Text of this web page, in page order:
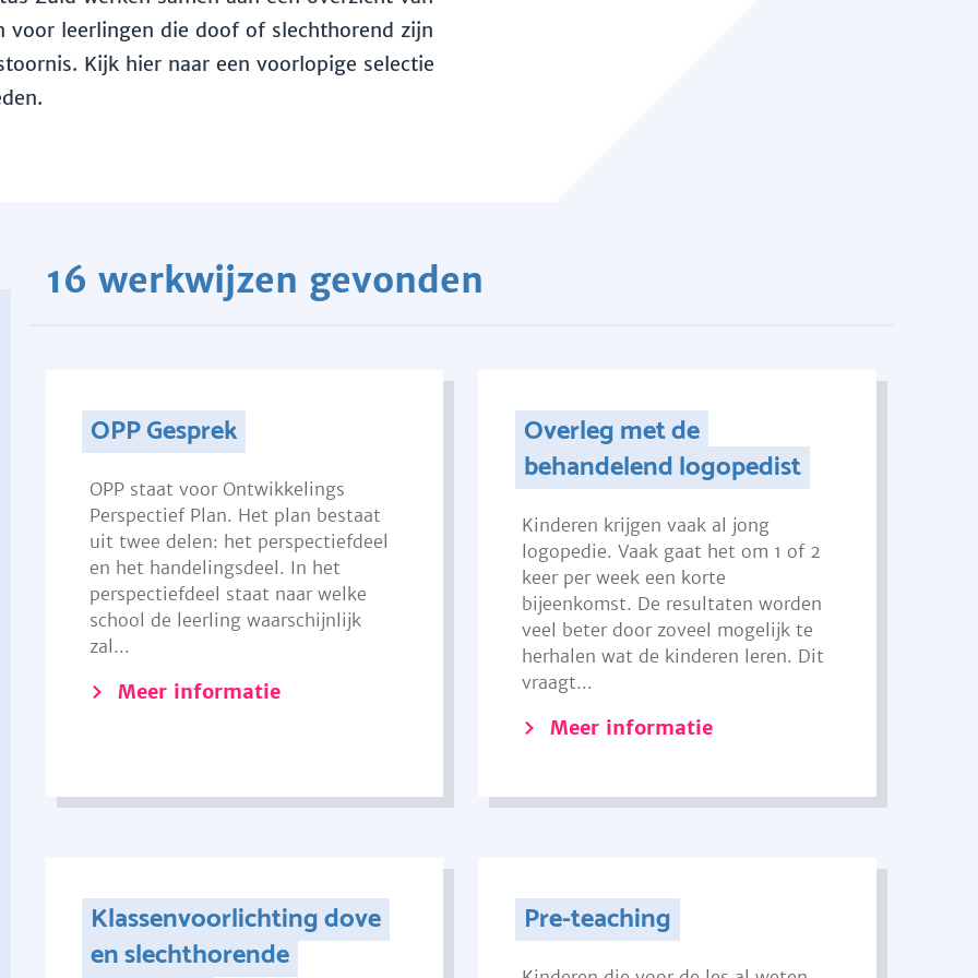
voor leerlingen die doof of slechthorend zijn
Kijk hier naar een voorlopige selectie
16 werkwijzen gevonden
OPP Gesprek
OPP staat voor Ontwikkelings
Perspectief Plan. Het plan bestaat
uit twee delen: het perspectiefdeel
en het handelingsdeel. In het
perspectiefdeel staat naar welke
school de leerling waarschijnlijk
zal...
Meer informatie
Overleg met de
behandelend logopedist
Kinderen krijgen vaak al jong
logopedie. Vaak gaat het om 1 of 2
keer per week een korte
bijeenkomst. De resultaten worden
veel beter door zoveel mogelijk te
herhalen wat de kinderen leren. Dit
vraagt...
Meer informatie
Klassenvoorlichting dove
en slechthorende
Pre-teaching